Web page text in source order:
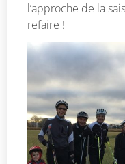
l’approche de la
refaire !